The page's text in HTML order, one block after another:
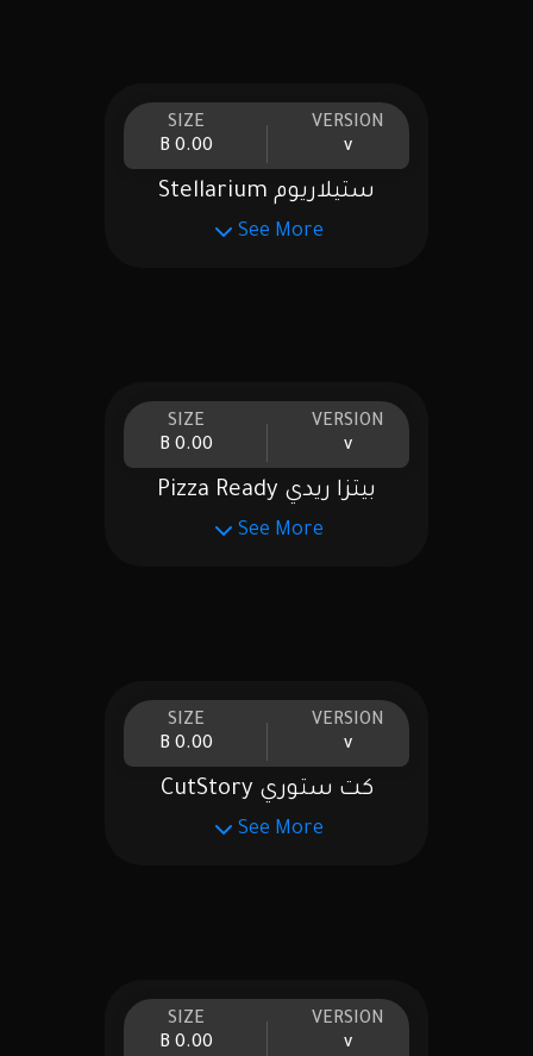
VERSION
v
SIZE
0.00 B
ستيلاريوم Stellarium
See More
VERSION
v
SIZE
0.00 B
بيتزا ريدي Pizza Ready
See More
VERSION
v
SIZE
0.00 B
كت ستوري CutStory
See More
VERSION
v
SIZE
0.00 B